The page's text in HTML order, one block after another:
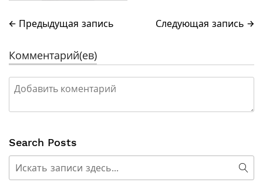
← Предыдущая запись Следующая запись →
Комментарий(ев)
Search Posts